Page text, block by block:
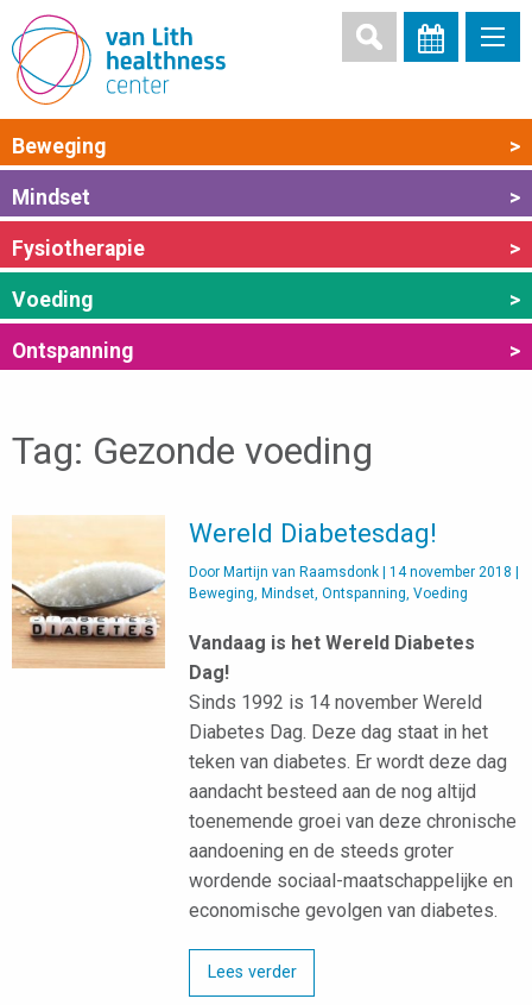
Beweging >
Mindset >
Fysiotherapie >
Voeding >
Ontspanning >
Tag: Gezonde voeding
Wereld Diabetesdag!
Door Martijn van Raamsdonk |14 november 2018
Beweging, Mindset,Ontspanning,Voeding
Vandaag is het Wereld Diabetes
Dag!
Sinds 1992 is 14 november Wereld
Diabetes Dag. Deze dag staat in het
teken van diabetes. Er wordt deze dag
aandacht besteed aan de nog altijd
toenemende groei van deze chronische
aandoening en de steeds groter
wordende sociaal-maatschappelijke en
economische gevolgen van diabetes.
Lees verder